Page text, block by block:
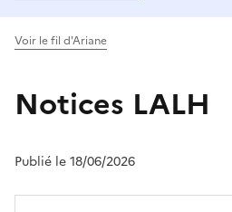
Voir le fil d'Ariane
Notices LALH
Publié le 18/06/2026